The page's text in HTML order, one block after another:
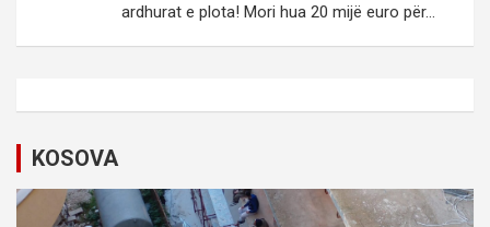
i
g
a
t
ardhurat e plota! Mori hua 20 mijë euro për…
KOSOVA